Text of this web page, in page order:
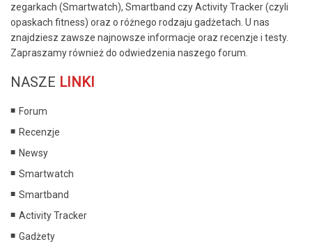
zegarkach (Smartwatch), Smartband czy Activity Tracker (czyli
opaskach fitness) oraz o różnego rodzaju gadżetach. U nas
znajdziesz zawsze najnowsze informacje oraz recenzje i testy.
Zapraszamy również do odwiedzenia naszego forum.
NASZE LINKI
Forum
Recenzje
Newsy
Smartwatch
Smartband
Activity Tracker
Gadżety